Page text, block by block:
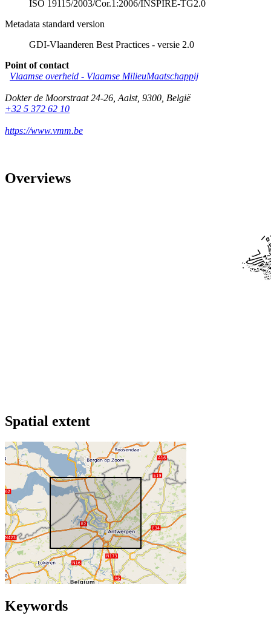
ISO 19115/2003/Cor.1:2006/INSPIRE-TG2.0
Metadata standard version
GDI-Vlaanderen Best Practices - versie 2.0
Point of contact
Vlaamse overheid - Vlaamse MilieuMaatschappij
Dokter de Moorstraat 24-26 Aalst, 9300 België
+32 5 372 62 10
https://www.vmm.be
Overviews
Spatial extent
Keywords